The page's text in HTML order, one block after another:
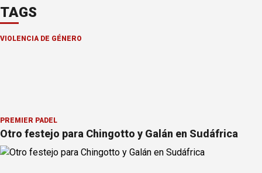
TAGS
VIOLENCIA DE GÉNERO
PREMIER PÁDEL
Otro festejo para Chingotto y Galán en Sudáfrica